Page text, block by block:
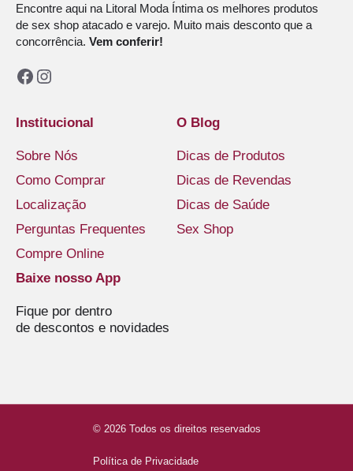
Encontre aqui na Litoral Moda Íntima os melhores produtos
de sex shop atacado e varejo. Muito mais desconto que a
concorrência. Vem conferir!
Facebook
Instagram
Institucional
Sobre Nós
Como Comprar
Localização
Perguntas Frequentes
Compre Online
O Blog
Dicas de Produtos
Dicas de Revendas
Dicas de Saúde
Sex Shop
Baixe nosso App
Fique por dentro
de descontos e novidades
© 2026 Todos os direitos reservados
Política de Privacidade